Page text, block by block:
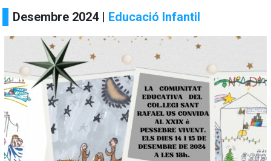
Desembre 2024 | Educació Infantil